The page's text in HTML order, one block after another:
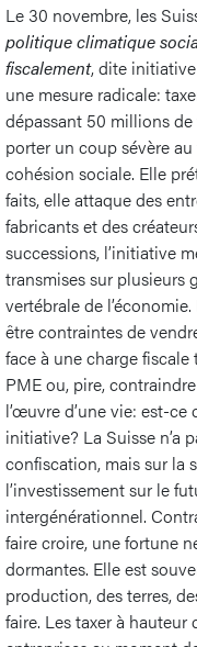
Le 30 novembre, les
politique climatique
fiscalement, dite
une mesure radicale:
dépassant 50 millions
porter un coup sévère
cohésion sociale. Elle
faits, elle attaque des
fabricants et des
successions, l’initiative
transmises sur plusieurs
vertébrale de
être contraintes de
face à une charge
PME ou, pire,
l’œuvre d’une vie: est-ce
initiative? La Suisse n’a
confiscation, mais sur la
l’investissement sur le
intergénérationnel.
faire croire, une fortune
dormantes. Elle est
production, des terres,
faire. Les taxer à